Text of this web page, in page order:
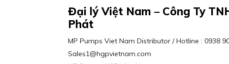
Đại lý Việt Nam – Công Ty
Phát
MP Pumps Viet Nam Distributor / Hotline : 0938
Sales1@hgpvietnam.com